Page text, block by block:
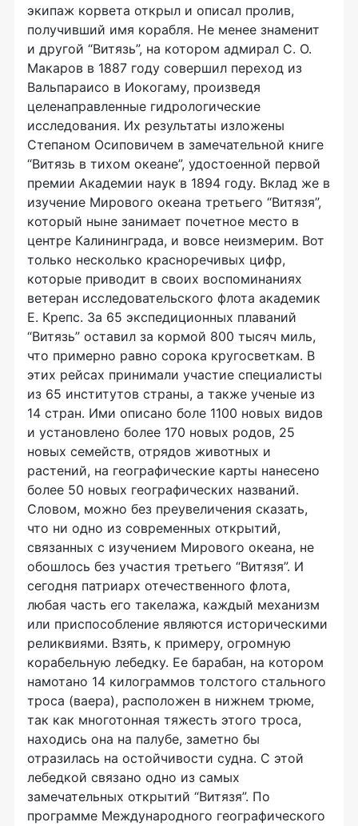
экипаж корвета открыл и описал пролив,
получивший имя корабля. Не менее знаменит
и другой “Витязь”, на котором адмирал С. О.
Макаров в 1887 году совершил переход из
Вальпараисо в Иокогаму, произведя
целенаправленные гидрологические
исследования. Их результаты изложены
Степаном Осиповичем в замечательной книге
“Витязь в тихом океане”, удостоенной первой
премии Академии наук в 1894 году. Вклад же в
изучение Мирового океана третьего “Витязя”,
который ныне занимает почетное место в
центре Калининграда, и вовсе неизмерим. Вот
только несколько красноречивых цифр,
которые приводит в своих воспоминаниях
ветеран исследовательского флота академик
Е. Крепс. За 65 экспедиционных плаваний
“Витязь” оставил за кормой 800 тысяч миль,
что примерно равно сорока кругосветкам. В
этих рейсах принимали участие специалисты
из 65 институтов страны, а также ученые из
14 стран. Ими описано боле 1100 новых видов
и установлено более 170 новых родов, 25
новых семейств, отрядов животных и
растений, на географические карты нанесено
более 50 новых географических названий.
Словом, можно без преувеличения сказать,
что ни одно из современных открытий,
связанных с изучением Мирового океана, не
обошлось без участия третьего “Витязя”. И
сегодня патриарх отечественного флота,
любая часть его такелажа, каждый механизм
или приспособление являются историческими
реликвиями. Взять, к примеру, огромную
корабельную лебедку. Ее барабан, на котором
намотано 14 килограммов толстого стального
троса (ваера), расположен в нижнем трюме,
так как многотонная тяжесть этого троса,
находись она на палубе, заметно бы
отразилась на остойчивости судна. С этой
лебедкой связано одно из самых
замечательных открытий “Витязя”. По
программе Международного географического